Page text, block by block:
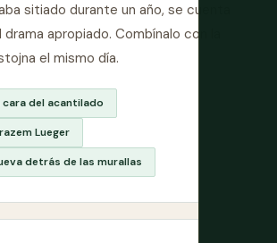
sitiado durante un año, se cuenta
apropiado. Combínalo con la
el mismo día.
del acantilado
Lueger
detrás de las murallas